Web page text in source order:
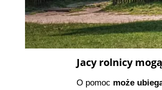
Jacy rolnicy
O pomoc może